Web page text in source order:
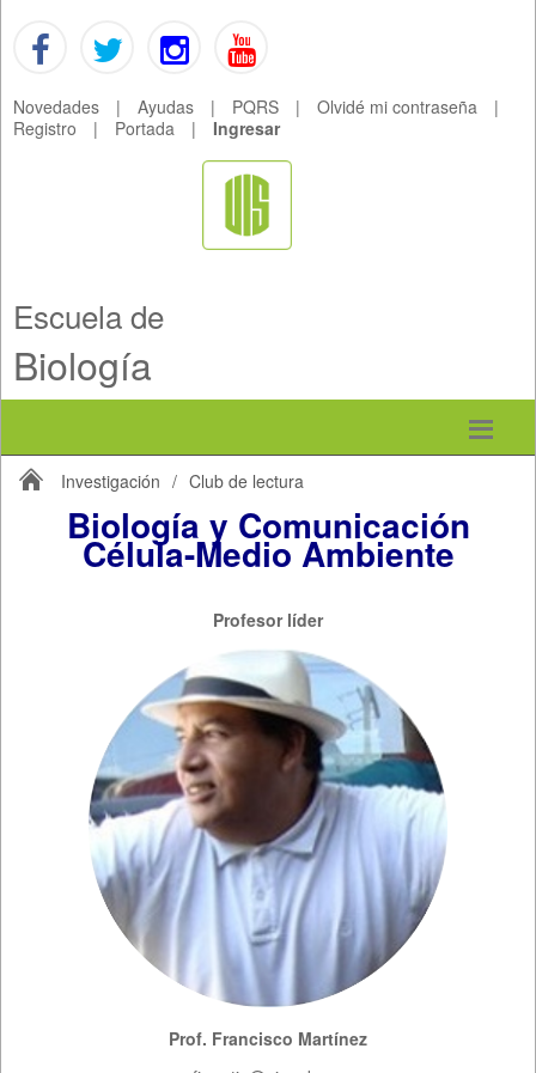
Novedades | Ayudas | PQRS | Olvidé mi contraseña
|
Registro
| Portada | Ingresar
Escuela de
Biología
Investigación / Club de lectura